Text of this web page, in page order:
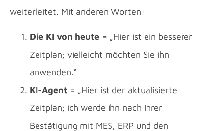
weiterleitet. Mit anderen Worten:
Die KI von heute = „Hier ist ein besserer
Zeitplan; vielleicht möchten Sie ihn
anwenden.“
KI-Agent = „Hier ist der aktualisierte
Zeitplan; ich werde ihn nach Ihrer
Bestätigung mit MES, ERP und den